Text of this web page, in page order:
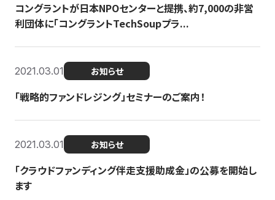
コングラントが日本NPOセンターと提携、約7,000の非営
利団体に「コングラントTechSoupプラ...
2021.03.01 お知らせ
「戦略的ファンドレジング」セミナーのご案内！
2021.03.01 お知らせ
「クラウドファンディング伴走支援助成金」の公募を開始し
ます